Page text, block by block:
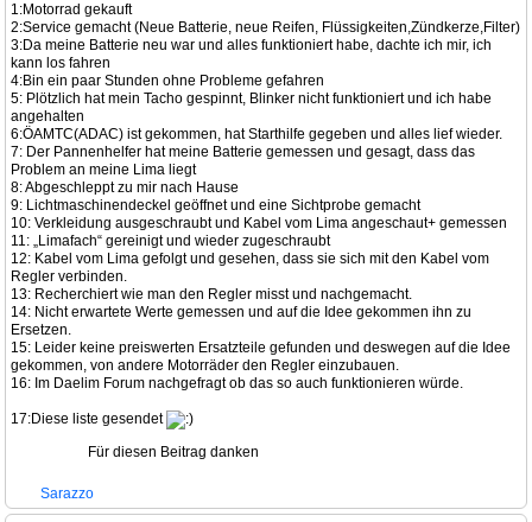
1:Motorrad gekauft
2:Service gemacht (Neue Batterie, neue Reifen, Flüssigkeiten,Zündkerze,Filter)
3:Da meine Batterie neu war und alles funktioniert habe, dachte ich mir, ich
kann los fahren
4:Bin ein paar Stunden ohne Probleme gefahren
5: Plötzlich hat mein Tacho gespinnt, Blinker nicht funktioniert und ich habe
angehalten
6:ÖAMTC(ADAC) ist gekommen, hat Starthilfe gegeben und alles lief wieder.
7: Der Pannenhelfer hat meine Batterie gemessen und gesagt, dass das
Problem an meine Lima liegt
8: Abgeschleppt zu mir nach Hause
9: Lichtmaschinendeckel geöffnet und eine Sichtprobe gemacht
10: Verkleidung ausgeschraubt und Kabel vom Lima angeschaut+ gemessen
11: „Limafach“ gereinigt und wieder zugeschraubt
12: Kabel vom Lima gefolgt und gesehen, dass sie sich mit den Kabel vom
Regler verbinden.
13: Recherchiert wie man den Regler misst und nachgemacht.
14: Nicht erwartete Werte gemessen und auf die Idee gekommen ihn zu
Ersetzen.
15: Leider keine preiswerten Ersatzteile gefunden und deswegen auf die Idee
gekommen, von andere Motorräder den Regler einzubauen.
16: Im Daelim Forum nachgefragt ob das so auch funktionieren würde.
17:Diese liste gesendet
Für diesen Beitrag danken
Sarazzo